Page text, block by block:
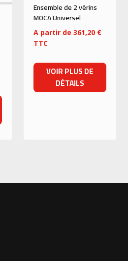
Ensemble de 2 vérins
MOCA Universel
A partir de 361,20 €
TTC
VOIR PLUS DE
DÉTAILS